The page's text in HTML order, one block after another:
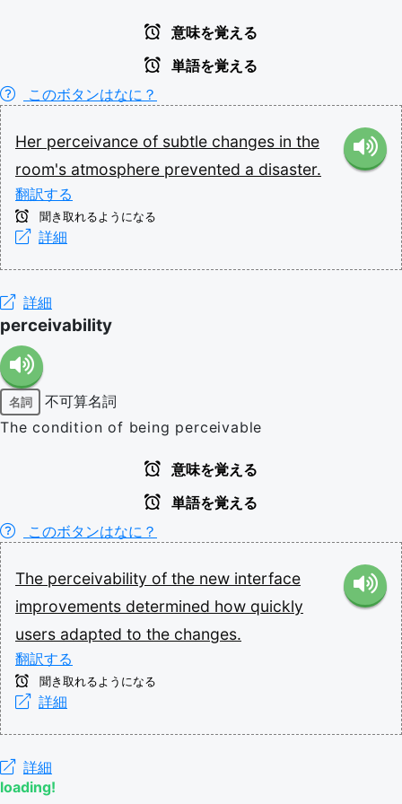
意味を覚える
単語を覚える
このボタンはなに？
Her perceivance of subtle changes in the
room's atmosphere prevented a disaster.
翻訳する
聞き取れるようになる
詳細
詳細
perceivability
名詞
不可算名詞
The condition of being perceivable
意味を覚える
単語を覚える
このボタンはなに？
The perceivability of the new interface
improvements determined how quickly
users adapted to the changes.
翻訳する
聞き取れるようになる
詳細
詳細
loading!